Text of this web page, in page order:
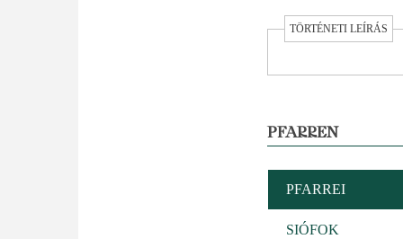
TÖRTÉNETI LEÍRÁS
PFARREN
PFARREI
SIÓFOK